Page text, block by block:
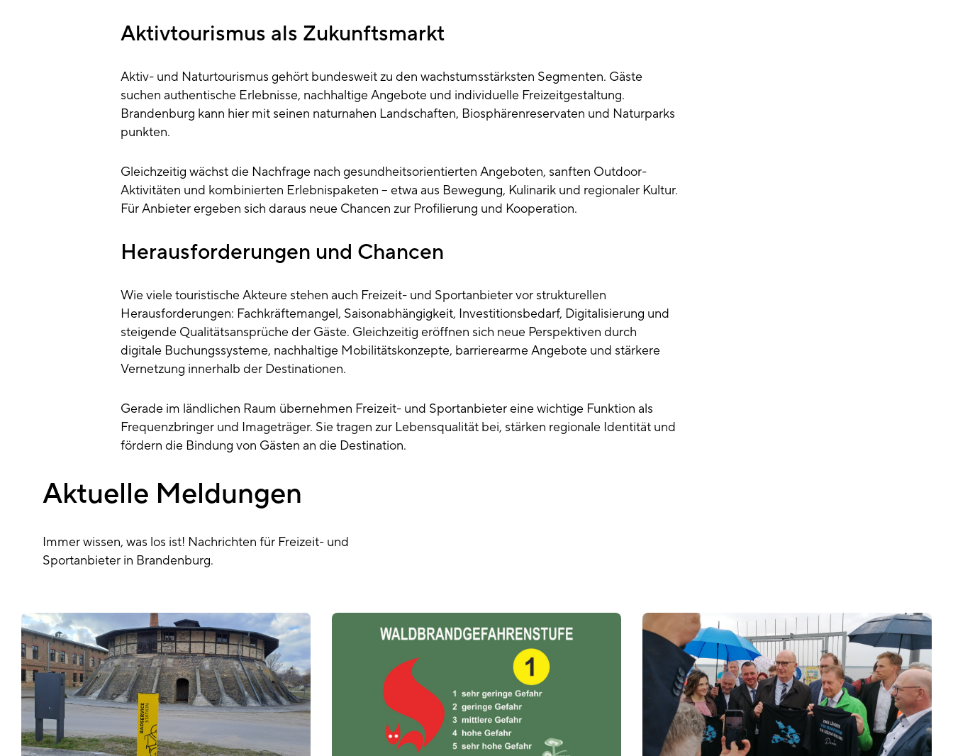
Aktivtourismus als Zukunftsmarkt
Aktiv- und Naturtourismus gehört bundesweit zu den wachstumsstärksten Segmenten. Gäste
suchen authentische Erlebnisse, nachhaltige Angebote und individuelle Freizeitgestaltung.
Brandenburg kann hier mit seinen naturnahen Landschaften, Biosphärenreservaten und Naturparks
punkten.
Gleichzeitig wächst die Nachfrage nach gesundheitsorientierten Angeboten, sanften Outdoor-
Aktivitäten und kombinierten Erlebnispaketen – etwa aus Bewegung, Kulinarik und regionaler Kultur.
Für Anbieter ergeben sich daraus neue Chancen zur Profilierung und Kooperation.
Herausforderungen und Chancen
Wie viele touristische Akteure stehen auch Freizeit- und Sportanbieter vor strukturellen
Herausforderungen: Fachkräftemangel, Saisonabhängigkeit, Investitionsbedarf, Digitalisierung und
steigende Qualitätsansprüche der Gäste. Gleichzeitig eröffnen sich neue Perspektiven durch
digitale Buchungssysteme, nachhaltige Mobilitätskonzepte, barrierearme Angebote und stärkere
Vernetzung innerhalb der Destinationen.
Gerade im ländlichen Raum übernehmen Freizeit- und Sportanbieter eine wichtige Funktion als
Frequenzbringer und Imageträger. Sie tragen zur Lebensqualität bei, stärken regionale Identität und
fördern die Bindung von Gästen an die Destination.
Aktuelle Meldungen
Immer wissen, was los ist! Nachrichten für Freizeit- und
Sportanbieter in Brandenburg.